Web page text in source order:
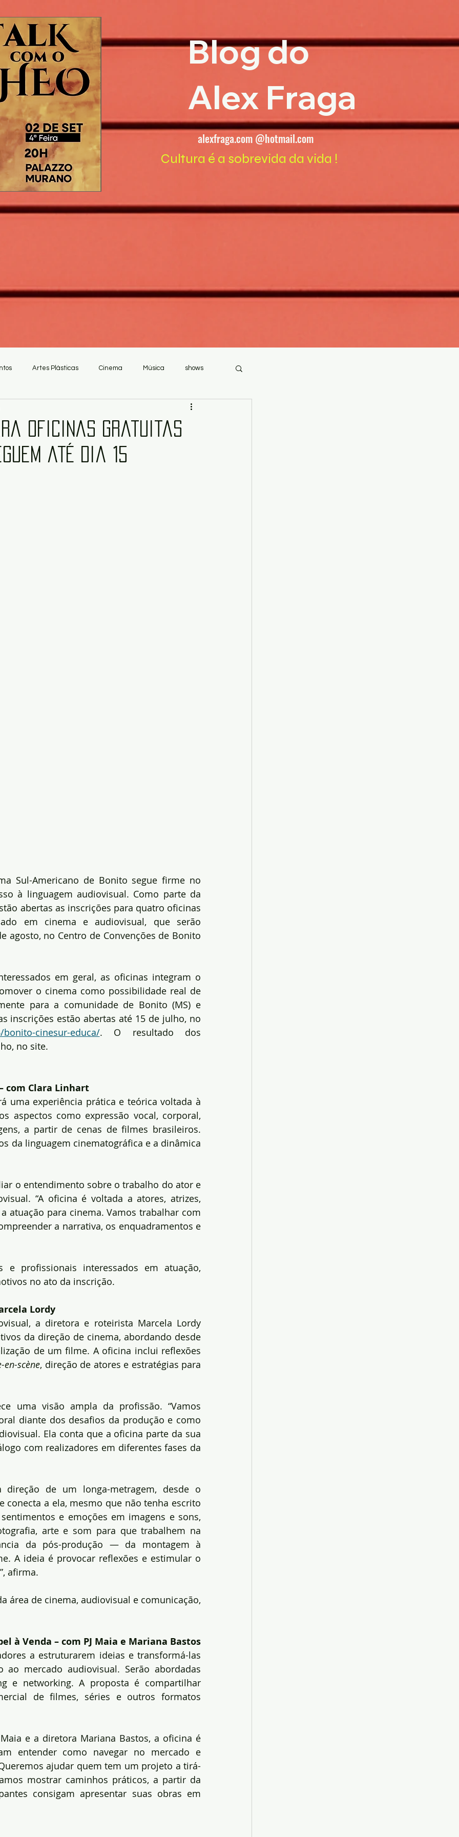
Blog do
Alex Fraga
alexfraga.com @hotmail.com
Cultura é a sobrevida da vida !
Artes Plásticas Cinema Música shows
oficinas gratuitas
até dia 15
Sul-Americano de Bonito segue firme no
à linguagem audiovisual. Como parte da
abertas as inscrições para quatro oficinas
em cinema e audiovisual, que serão
agosto, no Centro de Convenções de Bonito
em geral, as oficinas integram o
o cinema como possibilidade real de
para a comunidade de Bonito (MS) e
inscrições estão abertas até 15 de julho, no
cinesur-educa/. O resultado dos
no site.
com Clara Linhart
uma experiência prática e teórica voltada à
aspectos como expressão vocal, corporal,
a partir de cenas de filmes brasileiros.
da linguagem cinematográfica e a dinâmica
o entendimento sobre o trabalho do ator e
“A oficina é voltada a atores, atrizes,
atuação para cinema. Vamos trabalhar com
a narrativa, os enquadramentos e
e profissionais interessados em atuação,
no ato da inscrição.
Lordy
a diretora e roteirista Marcela Lordy
da direção de cinema, abordando desde
de um filme. A oficina inclui reflexões
en-scène, direção de atores e estratégias para
uma visão ampla da profissão. “Vamos
diante dos desafios da produção e como
Ela conta que a oficina parte da sua
com realizadores em diferentes fases da
de um longa-metragem, desde o
conecta a ela, mesmo que não tenha escrito
e emoções em imagens e sons,
arte e som para que trabalhem na
da pós-produção — da montagem à
A ideia é provocar reflexões e estimular o
afirma.
área de cinema, audiovisual e comunicação,
à Venda – com PJ Maia e Mariana Bastos
a estruturarem ideias e transformá-las
mercado audiovisual. Serão abordadas
e networking. A proposta é compartilhar
de filmes, séries e outros formatos
e a diretora Mariana Bastos, a oficina é
entender como navegar no mercado e
ajudar quem tem um projeto a tirá-
mostrar caminhos práticos, a partir da
consigam apresentar suas obras em